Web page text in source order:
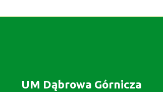
UM Dąbrowa Górnicza